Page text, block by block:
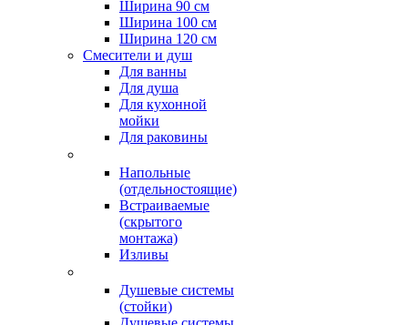
Ширина 90 см
Ширина 100 см
Ширина 120 см
Смесители и душ
Для ванны
Для душа
Для кухонной
мойки
Для раковины
Напольные
(отдельностоящие)
Встраиваемые
(скрытого
монтажа)
Изливы
Душевые системы
(стойки)